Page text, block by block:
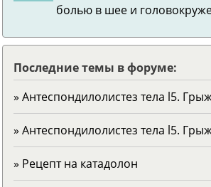
болью в шее и
Последние темы в форуме:
» Антеспондилолистез тела l5.
» Антеспондилолистез тела l5.
» Рецепт на катадолон